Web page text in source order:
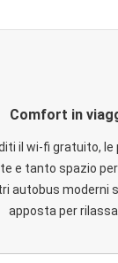
Comfort in
il wi-fi gratuito, le
e tanto spazio per
autobus moderni
apposta per